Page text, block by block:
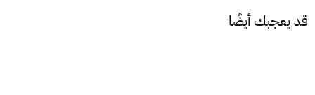
لمزيد من المعلومات، يرجى زيارة موقع سبيستون غو أو التواصل
قد يعجبك أيضًا